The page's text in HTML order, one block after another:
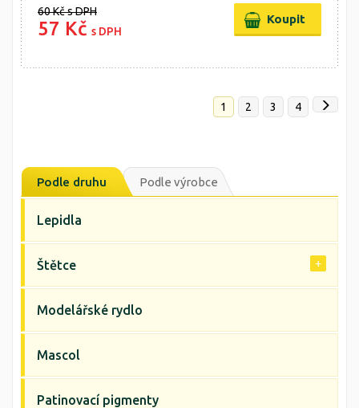
60 Kčs DPH
57 Kč s DPH
1 2 3 4
Podle druhu Podle výrobce
Lepidla
Štětce
Modelářské rydlo
Mascol
Patinovací pigmenty